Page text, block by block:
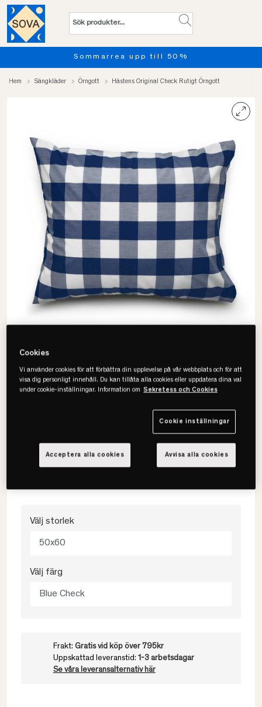
Sommarrea upp till 50%
Hem Sängkläder Örngott Hästens Original Check Rutigt Örngott
Original Check Rutigt Örngott
• Sval percale i klassiskt rutmönster.
• 100% bomullspercale.
Välj storlek
50x60
Välj färg
Blue Check
Frakt: Gratis vid köp över 795kr
Uppskattad leveranstid: 1-3 arbetsdagar
Se våra leveransalternativ här
Cookies
Vi använder cookies för att förbättra din upplevelse på vår webbplats och för att
visa dig personligt innehåll. Du kan tillåta alla cookies eller uppdatera dina val
under cookie-inställningar. Information om Sekretess och Cookies
Cookie inställningar
Avvisa alla cookies
Acceptera alla cookies